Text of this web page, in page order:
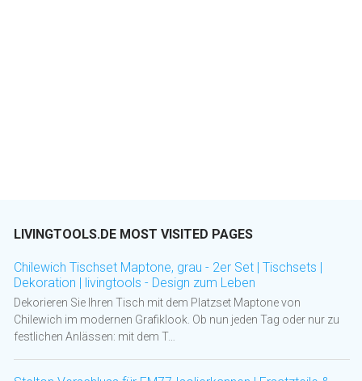
LIVINGTOOLS.DE MOST VISITED PAGES
Chilewich Tischset Maptone, grau - 2er Set | Tischsets |
Dekoration | livingtools - Design zum Leben
Dekorieren Sie Ihren Tisch mit dem Platzset Maptone von
Chilewich im modernen Grafiklook. Ob nun jeden Tag oder nur zu
festlichen Anlässen: mit dem T…